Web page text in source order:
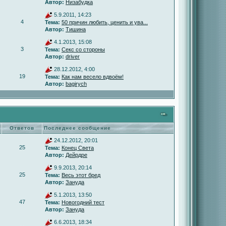
Автор: Низабудка
4
5.9.2011, 14:23
Тема: 50 причин любить, ценить и ува...
Автор: Тишина
3
4.1.2013, 15:08
Тема: Секс со стороны
Автор: driver
19
28.12.2012, 4:00
Тема: Как нам весело вдвоём!
Автор: bagirych
Ответов Последнее сообщение
25
24.12.2012, 20:01
Тема: Конец Света
Автор: Дейрдре
25
9.9.2013, 20:14
Тема: Весь этот бред
Автор: Зануда
47
5.1.2013, 13:50
Тема: Новогодний тест
Автор: Зануда
6.6.2013, 18:34